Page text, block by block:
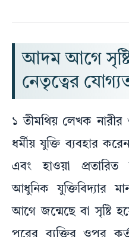
আদম আগে
নেতৃত্বের
১ তীমথিয় লেখক নারীর
ধর্মীয় যুক্তি ব্যবহার
এবং হাওয়া
আধুনিক যুক্তিবিদ্যার
আগে জন্মেছে বা সৃষ্টি